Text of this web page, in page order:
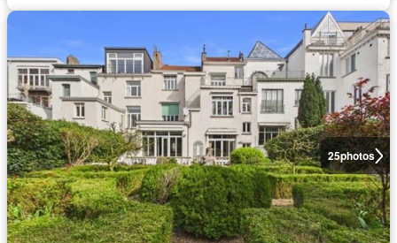
25photos